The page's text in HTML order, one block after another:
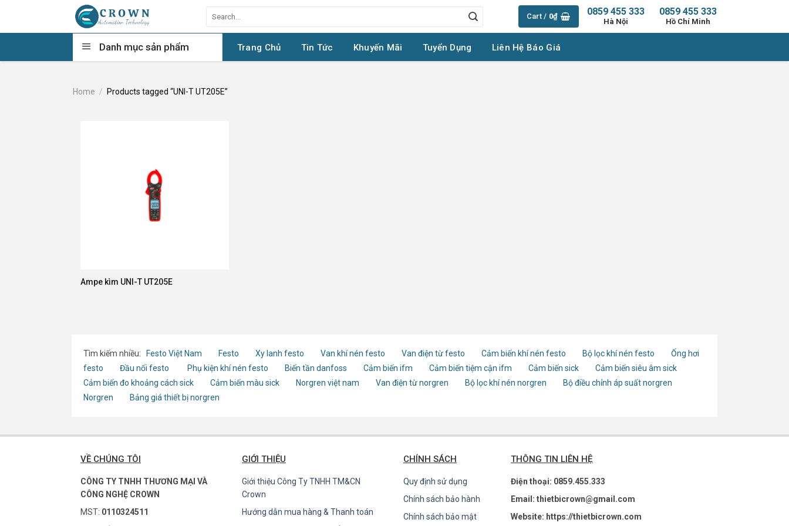
content
for:
Cart / 0₫ 0859 455 333
Hồ Chí Minh
0859 455 333
Hà Nội
Danh mục sản phẩm Trang Chủ Tin Tức Khuyến Mãi Tuyển Dụng Liên Hệ Báo Giá
Home / Products tagged “UNI-T UT205E”
Ampe kìm UNI-T UT205E
Tìm kiếm nhiều: Festo Việt Nam Festo Xy lanh festo Van khí nén festo Van điện từ festo Cảm biến khí nén festo Bộ lọc khí nén festo
Ống hơi
festo
Đầu nối festo Phụ kiện khí nén festo Biến tần danfoss Cảm biến ifm Cảm biến tiệm cận ifm Cảm biến sick
Cảm biến siêu âm sick
Cảm biến đo khoảng cách sick
Cảm biến màu sick Norgren việt nam Van điện từ norgren Bộ lọc khí nén norgren
Bộ điều chỉnh áp suất norgren
Norgren
Bảng giá thiết bị norgren
VỀ CHÚNG TÔI
CÔNG TY TNHH THƯƠNG MẠI VÀ
CÔNG NGHỆ CROWN
MST: 0110324511
GIỚI THIỆU
Giới thiệu Công Ty TNHH TM&CN
Crown
Hướng dẫn mua hàng & Thanh toán
CHÍNH SÁCH
Quy định sử dụng
Chính sách bảo hành
Chính sách bảo mật
THÔNG TIN LIÊN HỆ
Điện thoại: 0859.455.333
Email: thietbicrown@gmail.com
Website: https://thietbicrown.com